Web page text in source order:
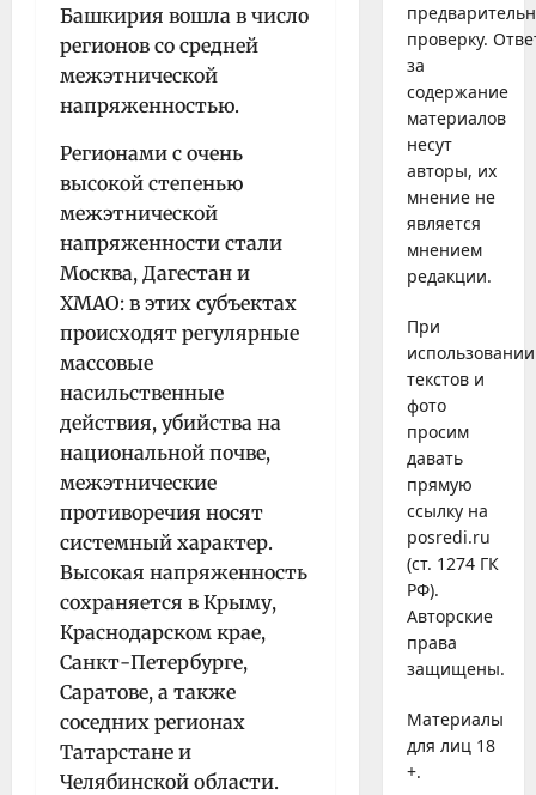
Башкирия вошла в число
регионов со средней
межэтнической
напряженностью.
Регионами с очень
высокой степенью
межэтнической
напряженности стали
Москва, Дагестан и
ХМАО: в этих субъектах
происходят регулярные
массовые
насильственные
действия, убийства на
национальной почве,
межэтнические
противоречия носят
системный характер.
Высокая напряженность
сохраняется в Крыму,
Краснодарском крае,
Санкт-Петербурге,
Саратове, а также
соседних регионах
Татарстане и
Челябинской области.
проверку.
за
содержание
материалов
несут
авторы, их
мнение не
является
мнением
редакции.
При
использовании
текстов и
фото
просим
давать
прямую
ссылку на
posredi.ru
(ст. 1274 ГК
РФ).
Авторские
права
защищены.
Материалы
для лиц 18
+.